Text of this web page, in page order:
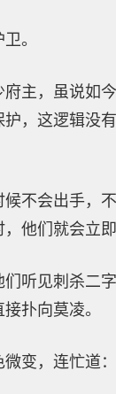
。
主，虽说如今
，这逻辑没
不会出手，
他们就会立即
们听见刺杀二
扑向莫凌。
变，连忙道